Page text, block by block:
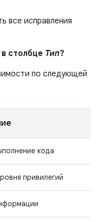
все исправления
столбце Тип?
по следующей
кода
привилегий